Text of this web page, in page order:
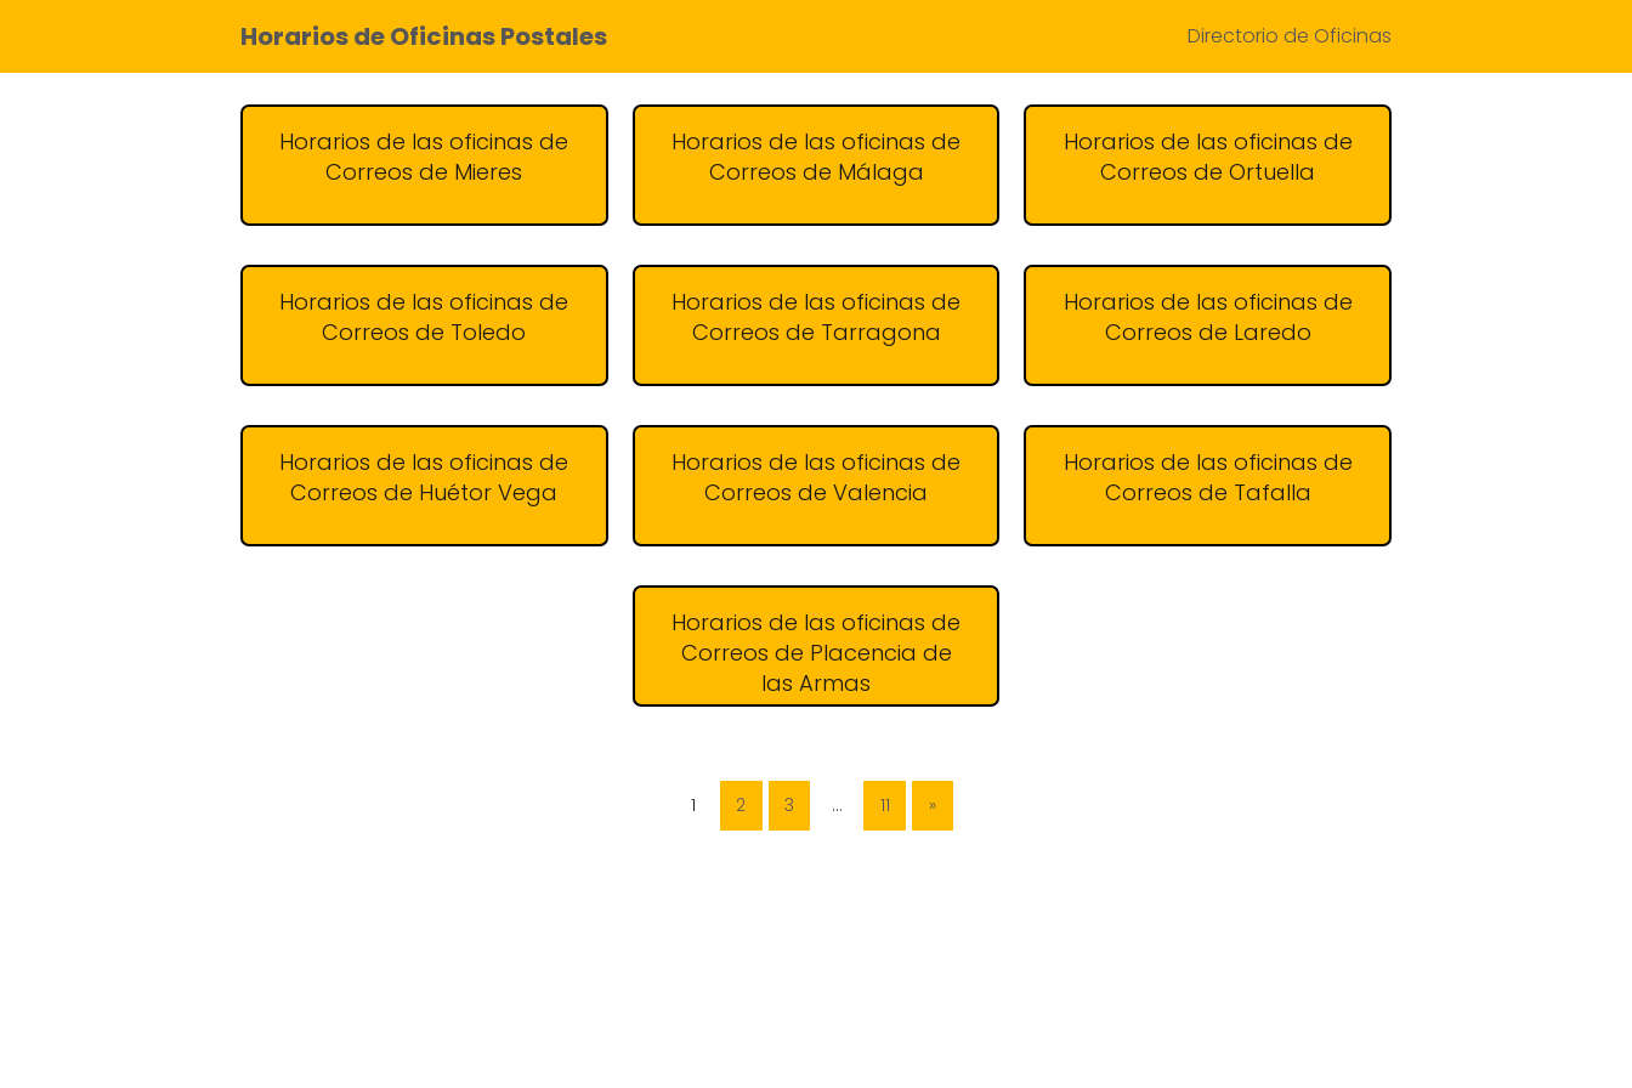
Horarios de Oficinas Postales Directorio de Oficinas
Horarios de las oficinas de
Correos de Mieres
Horarios de las oficinas de
Correos de Málaga
Horarios de las oficinas de
Correos de Ortuella
Horarios de las oficinas de
Correos de Toledo
Horarios de las oficinas de
Correos de Tarragona
Horarios de las oficinas de
Correos de Laredo
Horarios de las oficinas de
Correos de Huétor Vega
Horarios de las oficinas de
Correos de Valencia
Horarios de las oficinas de
Correos de Tafalla
Horarios de las oficinas de
Correos de Placencia de
las Armas
1 2 3 … 11 »